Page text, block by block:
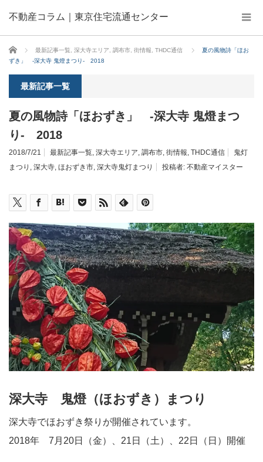
不動産コラム｜東京住宅流通センター
ホーム 最新記事一覧 深大寺エリア 調布市 街情報 THDC通信
夏の風物詩「ほお
ずき」 -深大寺 鬼燈まつり- 2018
最新記事一覧
夏の風物詩「ほおずき」 -深大寺 鬼燈まつ
り- 2018
2018/7/21 最新記事一覧, 深大寺エリア, 調布市, 街情報, THDC通信
鬼灯
まつり , 深大寺, ほおずき市, 深大寺鬼灯まつり 投稿者: 不動産マイスター
深大寺 鬼燈（ほおずき）まつり
深大寺でほおずき祭りが開催されています。
2018年 7月20日（金）、21日（土）、22日（日）開催